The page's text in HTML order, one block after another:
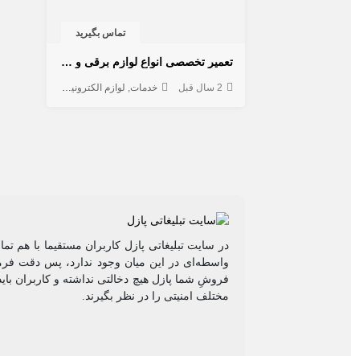
تماس بگیرید
تعمیر تخصصی انواع لوازم برقی و دستگاه های الکترونیکی
2 سال قبل خدمات لوازم الکترونیکی
در سایت تبلیغاتی پازل کاربران مستقیما با هم
واسطه‌ای در این میان وجود ندارد، پس دقت
فروشِ شما پازل هیچ دخالتی نداشته و کاربران
مختلف امنیتی را در نظر بگیرند.